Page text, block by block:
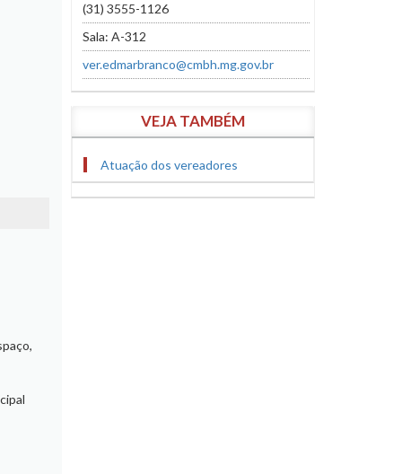
(31) 3555-1126
Sala: A-312
ver.edmarbranco@cmbh.mg.gov.br
VEJA TAMBÉM
Atuação dos vereadores